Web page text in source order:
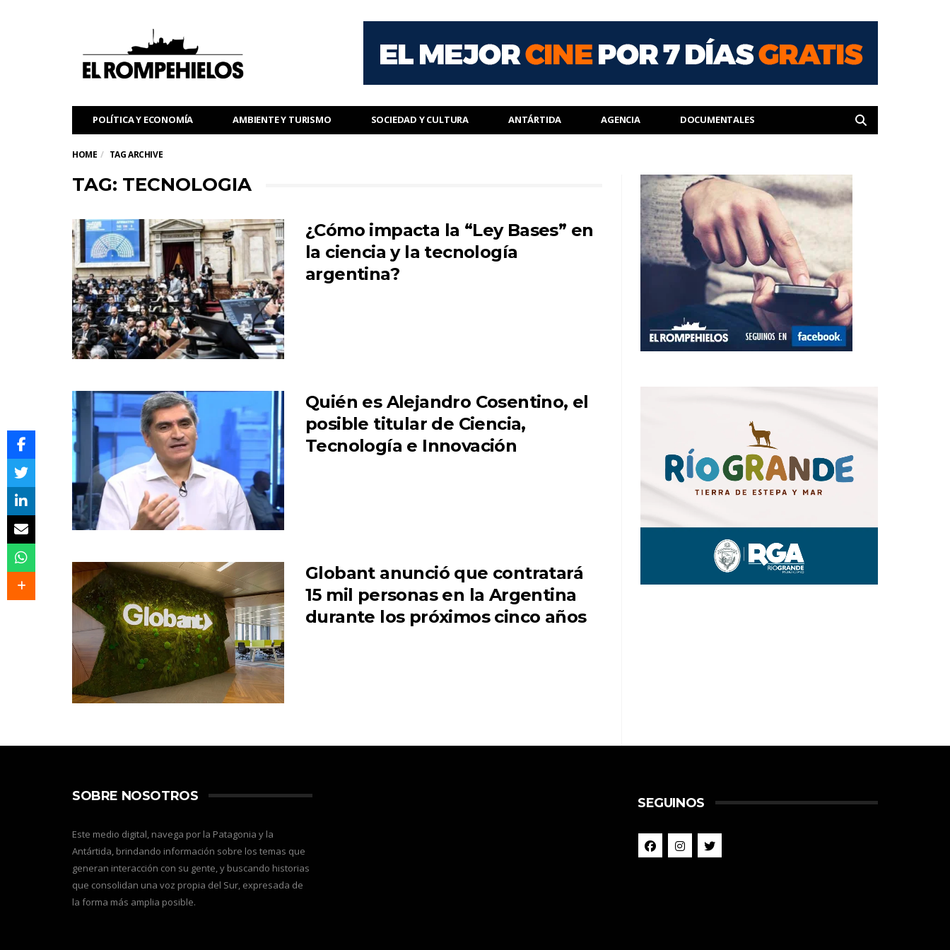
POLÍTICA Y ECONOMÍA AMBIENTE Y TURISMO SOCIEDAD Y CULTURA ANTÁRTIDA AGENCIA DOCUMENTALES
HOME TAG ARCHIVE
TAG: TECNOLOGIA
¿Cómo impacta la “Ley Bases” en
la ciencia y la tecnología
argentina?
Quién es Alejandro Cosentino, el
posible titular de Ciencia,
Tecnología e Innovación
Globant anunció que contratará
15 mil personas en la Argentina
durante los próximos cinco años
SOBRE NOSOTROS
Este medio digital, navega por la Patagonia y la
Antártida, brindando información sobre los temas que
generan interacción con su gente, y buscando historias
que consolidan una voz propia del Sur, expresada de
la forma más amplia posible.
SEGUINOS